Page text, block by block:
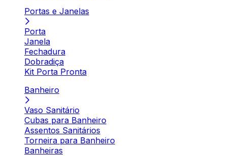
Portas e Janelas
Porta
Janela
Fechadura
Dobradiça
Kit Porta Pronta
Banheiro
Vaso Sanitário
Cubas para Banheiro
Assentos Sanitários
Torneira para Banheiro
Banheiras